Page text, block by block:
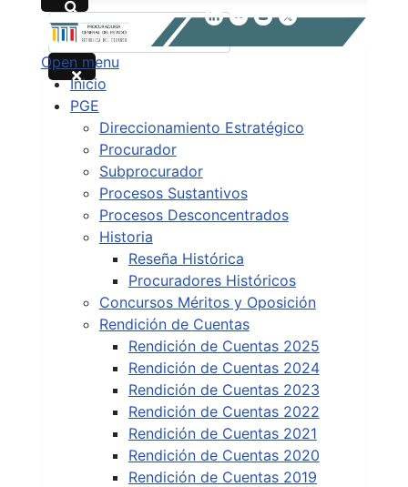
Buscar
Type 2 or more characters for results.
Open menu
Inicio
PGE
Direccionamiento Estratégico
Procurador
Subprocurador
Procesos Sustantivos
Procesos Desconcentrados
Historia
Reseña Histórica
Procuradores Históricos
Concursos Méritos y Oposición
Rendición de Cuentas
Rendición de Cuentas 2025
Rendición de Cuentas 2024
Rendición de Cuentas 2023
Rendición de Cuentas 2022
Rendición de Cuentas 2021
Rendición de Cuentas 2020
Rendición de Cuentas 2019